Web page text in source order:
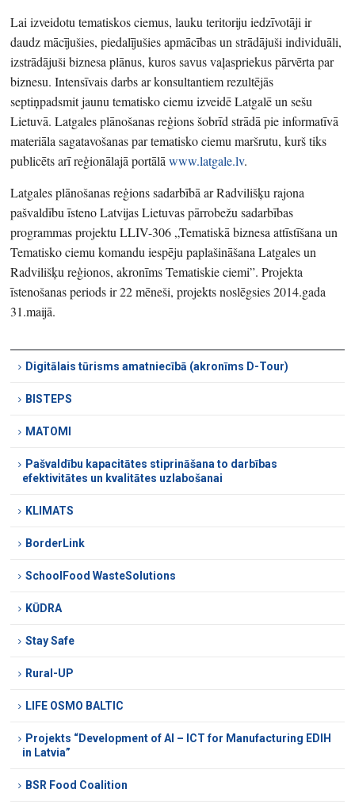
Lai izveidotu tematiskos ciemus, lauku teritoriju iedzīvotāji ir
daudz mācījušies, piedalījušies apmācības un strādājuši individuāli,
izstrādājuši biznesa plānus, kuros savus vaļaspriekus pārvērta par
biznesu. Intensīvais darbs ar konsultantiem rezultējās
septiņpadsmit jaunu tematisko ciemu izveidē Latgalē un sešu
Lietuvā. Latgales plānošanas reģions šobrīd strādā pie informatīvā
materiāla sagatavošanas par tematisko ciemu maršrutu, kurš tiks
publicēts arī reģionālajā portālāwww.latgale.lv.
Latgales plānošanas reģions sadarbībā ar Radvilišķu rajona
pašvaldību īsteno Latvijas Lietuvas pārrobežu sadarbības
programmas projektu LLIV-306 „Tematiskā biznesa attīstīšana un
Tematisko ciemu komandu iespēju paplašināšana Latgales un
Radvilišķu reģionos, akronīms Tematiskie ciemi”. Projekta
īstenošanas periods ir 22 mēneši, projekts noslēgsies 2014.gada
31.maijā.
Digitālais tūrisms amatniecībā (akronīms D-Tour)
BISTEPS
MATOMI
Pašvaldību kapacitātes stiprināšana to darbības
efektivitātes un kvalitātes uzlabošanai
KLIMATS
BorderLink
SchoolFood WasteSolutions
KŪDRA
Stay Safe
Rural-UP
LIFE OSMO BALTIC
Projekts “Development of AI – ICT for Manufacturing EDIH
in Latvia”
BSR Food Coalition